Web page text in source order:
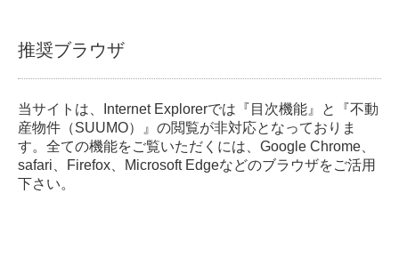
推奨ブラウザ
当サイトは、Internet Explorerでは『目次機能』と『不動
産物件（SUUMO）』の閲覧が非対応となっておりま
す。全ての機能をご覧いただくには、Google Chrome、
safari、Firefox、Microsoft Edgeなどのブラウザをご活用
下さい。